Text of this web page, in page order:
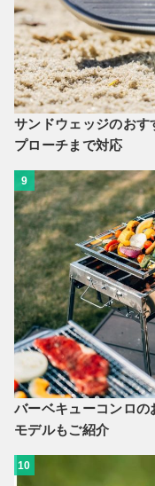
サンドウェッジのお
プローチまで対応
9
バーベキューコンロ
モデルもご紹介
10